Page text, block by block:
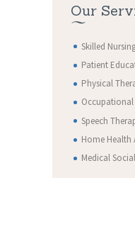
Our
Skilled
Patient
Physical
Speech
Home Health
Medical